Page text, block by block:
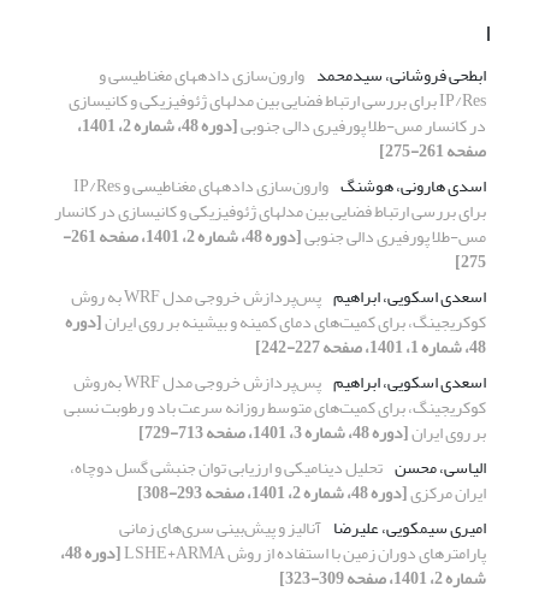
ا
ابطحی فروشانی، سیدمحمد وارون‌‌سازی داده‎های مغناطیسی و
IP/Res برای بررسی ارتباط فضایی بین مدل‎های ژئوفیزیکی و کانی‎سازی
در کانسار مس-طلا پورفیری دالی جنوبی [دوره 48، شماره 2، 1401،
صفحه 261-275]
اسدی هارونی، هوشنگ
وارون‌‌سازی داده‎های مغناطیسی و IP/Res
برای بررسی ارتباط فضایی بین مدل‎های ژئوفیزیکی و کانی‎سازی در کانسار
مس-طلا پورفیری دالی جنوبی [دوره 48، شماره 2، 1401، صفحه 261-
275]
اسعدی اسکویی، ابراهیم
پس‌پردازش خروجی مدل WRF به روش
کوکریجینگ، برای کمیت‌های دمای کمینه و بیشینه بر روی ایران[دوره
48، شماره 1، 1401، صفحه 227-242]
اسعدی اسکویی، ابراهیم
پس‌پردازش خروجی مدل WRF به‌روش
کوکریجینگ، برای کمیت‌های متوسط روزانه سرعت باد و رطوبت نسبی
بر روی ایران[دوره 48، شماره 3، 1401، صفحه 713-729]
الیاسی، محسن تحلیل دینامیکی و ارزیابی توان جنبشی گسل دوچاه،
ایران مرکزی[دوره 48، شماره 2، 1401، صفحه 293-308]
امیری سیمکویی، علیرضا آنالیز و پیش‌بینی سری‌های زمانی
پارامترهای دوران زمین با استفاده از روش LSHE+ARMA [دوره 48،
شماره 2، 1401، صفحه 309-323]